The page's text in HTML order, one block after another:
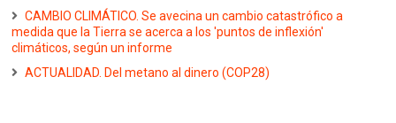
CAMBIO CLIMÁTICO. Se avecina un cambio catastrófico a
medida que la Tierra se acerca a los 'puntos de inflexión'
climáticos, según un informe
ACTUALIDAD. Del metano al dinero (COP28)